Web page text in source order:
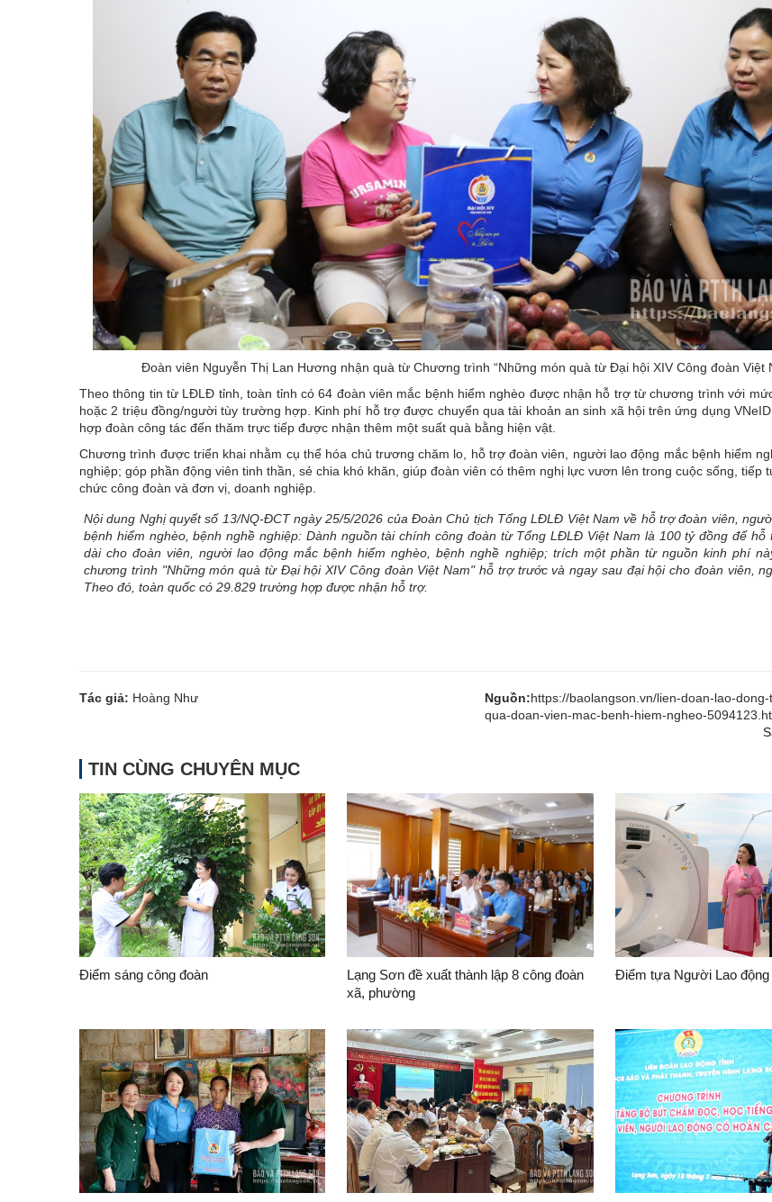
Đoàn viên Nguyễn Thị Lan Hương nhận quà từ Chương trình “Những món quà từ Đại hội XIV Công đoàn Việt
Theo thông tin từ LĐLĐ tỉnh, toàn tỉnh có 64 đoàn viên mắc bệnh hiểm nghèo được nhận hỗ trợ từ chương trình với
hoặc 2 triệu đồng/người tùy trường hợp. Kinh phí hỗ trợ được chuyển qua tài khoản an sinh xã hội trên ứng dụng
hợp đoàn công tác đến thăm trực tiếp được nhận thêm một suất quà bằng hiện vật.
Chương trình được triển khai nhằm cụ thể hóa chủ trương chăm lo, hỗ trợ đoàn viên, người lao động mắc bệnh hiểm
nghiệp; góp phần động viên tinh thần, sẻ chia khó khăn, giúp đoàn viên có thêm nghị lực vươn lên trong cuộc sống, tiếp
chức công đoàn và đơn vị, doanh nghiệp.
Nội dung Nghị quyết số 13/NQ-ĐCT ngày 25/5/2026 của Đoàn Chủ tịch Tổng LĐLĐ Việt Nam về hỗ trợ đoàn viên,
bệnh hiểm nghèo, bệnh nghề nghiệp: Dành nguồn tài chính công đoàn từ Tổng LĐLĐ Việt Nam là 100 tỷ đồng để hỗ
dài cho đoàn viên, người lao động mắc bệnh hiểm nghèo, bệnh nghề nghiệp; trích một phần từ nguồn kinh phí
chương trình "Những món quà từ Đại hội XIV Công đoàn Việt Nam" hỗ trợ trước và ngay sau đại hội cho đoàn viên,
Theo đó, toàn quốc có 29.829 trường hợp được nhận hỗ trợ.
Tác giả: Hoàng Như Nguồn:https://baolangson.vn/lien-doan-lao-
qua-doan-vien-mac-benh-hiem-ngheo-
TIN CÙNG CHUYÊN MỤC
Điểm sáng công đoàn
Lạng Sơn đề xuất thành lập 8 công đoàn
xã, phường
Điểm tựa Người Lao động